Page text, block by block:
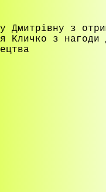
Дмитрівну з
Кличко з нагоди